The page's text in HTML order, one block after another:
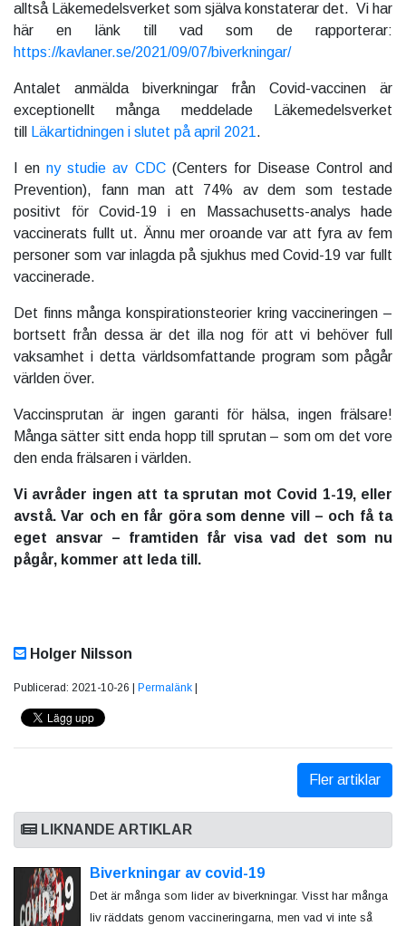
alltså Läkemedelsverket som själva konstaterar det. Vi har
här en länk till vad som de rapporterar:
https://kavlaner.se/2021/09/07/biverkningar/
Antalet anmälda biverkningar från Covid-vaccinen är
exceptionellt många meddelade Läkemedelsverket
till
Läkartidningen i slutet på april 2021.
I enny studie av CDC(Centers for Disease Control and
Prevention), fann man att 74% av dem som testade
positivt för Covid-19 i en Massachusetts-analys hade
vaccinerats fullt ut. Ännu mer oroande var att fyra av fem
personer som var inlagda på sjukhus med Covid-19 var fullt
vaccinerade.
Det finns många konspirationsteorier kring vaccineringen –
bortsett från dessa är det illa nog för att vi behöver full
vaksamhet i detta världsomfattande program som pågår
världen över.
Vaccinsprutan är ingen garanti för hälsa, ingen frälsare!
Många sätter sitt enda hopp till sprutan – som om det vore
den enda frälsaren i världen.
Vi avråder ingen att ta sprutan mot Covid 1-19, eller
avstå. Var och en får göra som denne vill – och få ta
eget ansvar – framtiden får visa vad det som nu
pågår, kommer att leda till.
Holger Nilsson
Publicerad: 2021-10-26 | Permalänk
Fler artiklar
LIKNANDE ARTIKLAR
Biverkningar av covid-19
Det är många som lider av biverkningar. Visst har många
liv räddats genom vaccineringarna, men vad vi inte så